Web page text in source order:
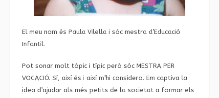
El meu nom és Paula Vilella i sóc mestra d’Educació
Infantil.
Pot sonar molt tòpic i típic però sóc MESTRA PER
VOCACIÓ. Sí, així és i així m’hi considero. Em captiva la
idea d’ajudar als més petits de la societat a formar els